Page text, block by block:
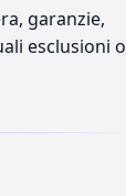
garanzie,
esclusioni o